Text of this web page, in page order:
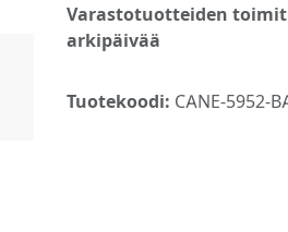
Varastotuotteiden
arkipäivää
Tuotekoodi: CANE-5952-